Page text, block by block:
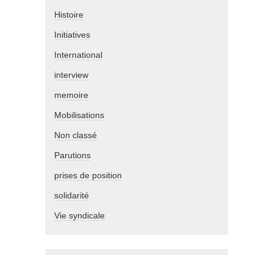
Histoire
Initiatives
International
interview
memoire
Mobilisations
Non classé
Parutions
prises de position
solidarité
Vie syndicale